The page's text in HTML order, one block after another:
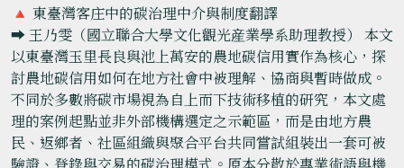
🔺 東臺灣客庄中的碳治理中介與制度翻譯
➡️ 王乃雯（國立聯合大學文化觀光産業學系助理教授） 本文
以東臺灣玉里長良與池上萬安的農地碳信用實作為核心，探
討農地碳信用如何在地方社會中被理解、協商與暫時做成。
不同於多數將碳市場視為自上而下技術移植的研究，本文處
理的案例起點並非外部機構選定之示範區，而是由地方農
民、返鄉者、社區組織與聚合平台共同嘗試組裝出一套可被
驗證、登錄與交易的碳治理模式。原本分散於專業術語與機